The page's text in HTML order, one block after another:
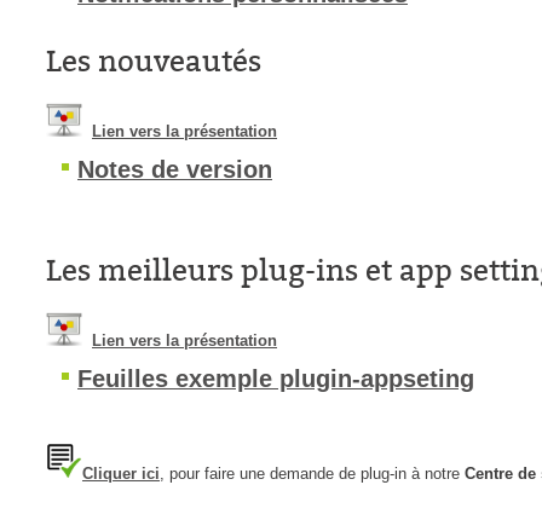
Les nouveautés
Lien vers la présentation
Notes de version
Les meilleurs plug-ins et app
Lien vers la présentation
Feuilles exemple plugin-appseting
Cliquer ici, pour faire une demande de plug-in à notre Centre de